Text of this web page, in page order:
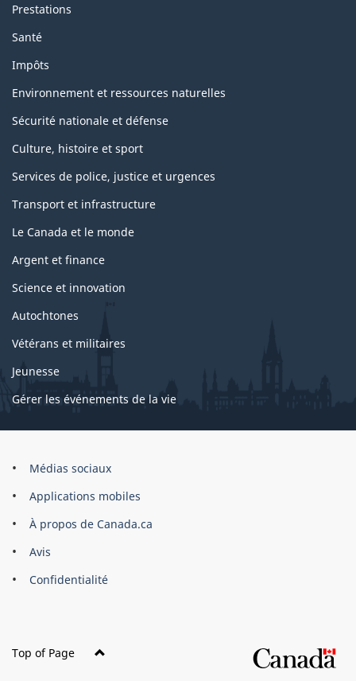
Prestations
Santé
Impôts
Environnement et ressources naturelles
Sécurité nationale et défense
Culture, histoire et sport
Services de police, justice et urgences
Transport et infrastructure
Le Canada et le monde
Argent et finance
Science et innovation
Autochtones
Vétérans et militaires
Jeunesse
Gérer les événements de la vie
Organisation
gouvernement
du
Canada
Médias sociaux
Applications mobiles
À propos de Canada.ca
Avis
Confidentialité
Top of Page